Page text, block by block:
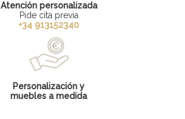
Atención personalizada
Pide cita previa
+34 913152340
Personalización y
muebles a medida